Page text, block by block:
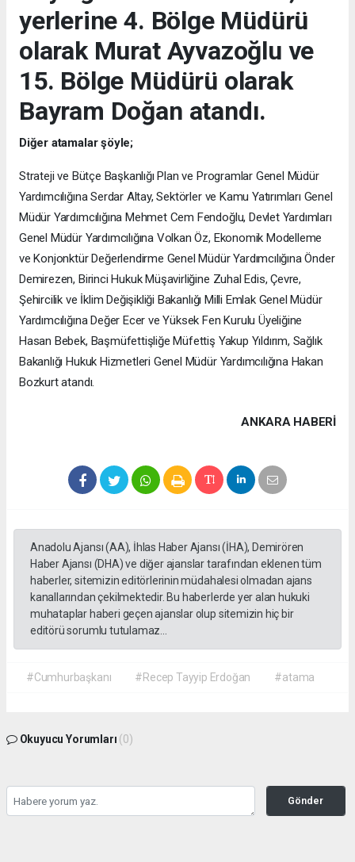
yerlerine 4. Bölge Müdürü
olarak Murat Ayvazoğlu ve
15. Bölge Müdürü olarak
Bayram Doğan atandı.
Diğer atamalar şöyle;
Strateji ve Bütçe Başkanlığı Plan ve Programlar Genel Müdür
Yardımcılığına Serdar Altay, Sektörler ve Kamu Yatırımları Genel
Müdür Yardımcılığına Mehmet Cem Fendoğlu, Devlet Yardımları
Genel Müdür Yardımcılığına Volkan Öz, Ekonomik Modelleme
ve Konjonktür Değerlendirme Genel Müdür Yardımcılığına Önder
Demirezen, Birinci Hukuk Müşavirliğine Zuhal Edis, Çevre,
Şehircilik ve İklim Değişikliği Bakanlığı Milli Emlak Genel Müdür
Yardımcılığına Değer Ecer ve Yüksek Fen Kurulu Üyeliğine
Hasan Bebek, Başmüfettişliğe Müfettiş Yakup Yıldırım, Sağlık
Bakanlığı Hukuk Hizmetleri Genel Müdür Yardımcılığına Hakan
Bozkurt atandı.
ANKARA HABERİ
Anadolu Ajansı (AA), İhlas Haber Ajansı (İHA), Demirören
Haber Ajansı (DHA) ve diğer ajanslar tarafından eklenen tüm
haberler, sitemizin editörlerinin müdahalesi olmadan ajans
kanallarından çekilmektedir. Bu haberlerde yer alan hukuki
muhataplar haberi geçen ajanslar olup sitemizin hiç bir
editörü sorumlu tutulamaz...
#Cumhurbaşkanı #Recep Tayyip Erdoğan #atama
Okuyucu Yorumları (0)
Gönder